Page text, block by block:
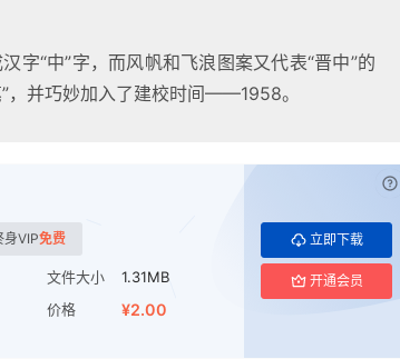
字“中”字，而风帆和飞浪图案又代表“晋中”的
，并巧妙加入了建校时间——1958。
身VIP免费
文件大小
1.31MB
价格 ¥2.00
立即下载
开通会员